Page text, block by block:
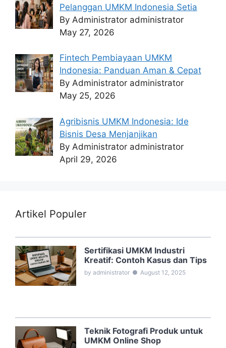
Pelanggan UMKM Indonesia Setia
By Administrator administrator
May 27, 2026
Fintech Pembiayaan UMKM
Indonesia: Panduan Aman & Cepat
By Administrator administrator
May 25, 2026
Agribisnis UMKM Indonesia: Ide
Bisnis Desa Menjanjikan
By Administrator administrator
April 29, 2026
Artikel Populer
Sertifikasi UMKM Industri
Kreatif: Contoh Kasus dan Tips
by administrator ● August 12, 2025
Teknik Fotografi Produk untuk
UMKM Online Shop